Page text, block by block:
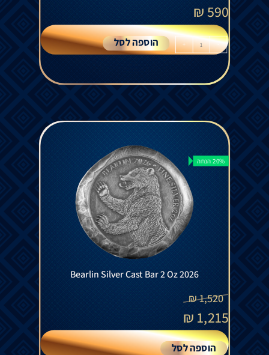
590
₪
-
+ הוספה לסל
20% הנחה
Bearlin Silver Cast Bar 2 Oz 2026
1,520
₪
1,215
₪
הוספה לסל